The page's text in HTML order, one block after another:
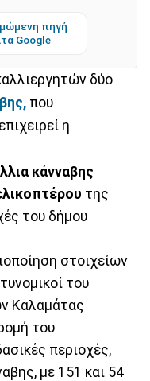
πηγή
Google
δύο
που
επιχειρεί η
κάνναβης
της
του δήμου
στοιχείων
του
Καλαμάτας
του
περιοχές,
με 151 και 54